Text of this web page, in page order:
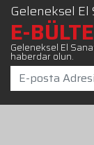
Geleneksel El
E-
Geleneksel El
haberdar olun.